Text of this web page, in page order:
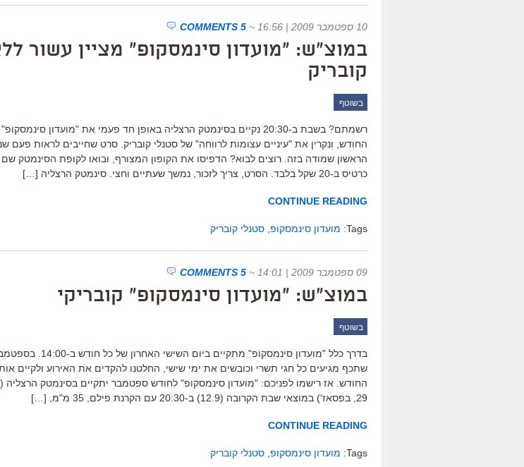
10 ספטמבר 2009 | 16:56 ~
5 COMMENTS
במוצ"ש: "מועדון סינמסקופ" מציין עשור
קובריק
בשוטף
רשמתם? בשבת ב-20:30 נקיים בסינמטק הרצליה באופן חד פעמי את "מועדון
החודש, ונקרין את "עיניים עצומות לרווחה" של סטנלי קובריק. סרט שחייבים לראות פעם
הראשון שמודה בזה. רוצים לבוא? הדפיסו את הקופון המצורף, ובואו לקופת הסינמטק
כרטיס ב-20 שקל בלבד. הסרט, צריך לזכור, נמשך שעתיים וחצי. סינמטק הרצליה […]
CONTINUE READING
Tags: מועדון סינמסקופ סטנלי קובריק
09 ספטמבר 2009 | 14:01 ~
5 COMMENTS
במוצ"ש: "מועדון סינמסקופ" קובריקי
בשוטף
בדרך כלל "מועדון סינמסקופ" מתקיים ביום
שתכף מגיעים כל חגי תשרי וכובשים את ימי שישי, החלטנו להקדים את האירוע ולקיים
החודש. אז רישמו לפניכם: "מועדון סינמסקופ" לחודש ספטמבר יתקיים בסינמטק הרצליה
29, בפסאז') במוצאי שבת הקרובה (12.9) ב-20:30 עם הקרנת פילם, 35 מ"מ, […]
CONTINUE READING
Tags: מועדון סינמסקופ סטנלי קובריק